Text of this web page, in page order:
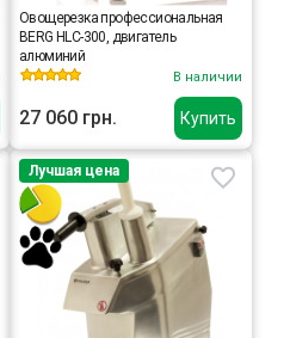
Купить
Овощерезка профессиональная
BERG HLC-300, двигатель
алюминий
В наличии
27 060 грн.
Лучшая цена